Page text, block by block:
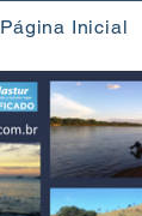
Página Inicial